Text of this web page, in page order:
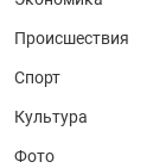
Происшествия
Спорт
Культура
Фото